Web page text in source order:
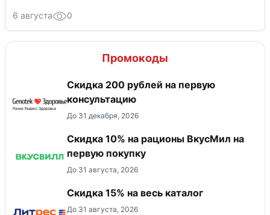
6 августа 0
Промокоды
Скидка 200 рублей на первую
консультацию
До 31 декабря, 2026
Скидка 10% на рационы ВкусМил на
первую покупку
До 31 августа, 2026
Скидка 15% на весь каталог
До 31 августа, 2026